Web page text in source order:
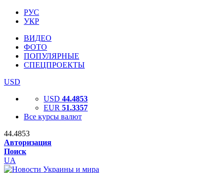
РУС
УКР
ВИДЕО
ФОТО
ПОПУЛЯРНЫЕ
СПЕЦПРОЕКТЫ
USD
USD 44.4853
EUR 51.3357
Все курсы валют
44.4853
Авторизация
Поиск
UA